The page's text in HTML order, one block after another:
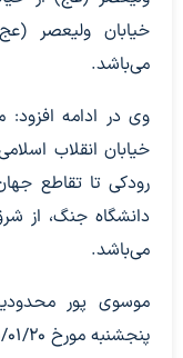
خیابان ولیعصر
می‌باشد.
وی در ادامه
خیابان انقلاب
رودکی تا تقاطع
دانشگاه جنگ، از
می‌باشد.
پنجشنبه مورخ ۱۴۰۵/۰۱/۲۰ اعلام کرد.